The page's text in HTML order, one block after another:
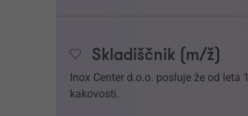
Skladiščnik (m/ž)
Inox Center d.o.o. posluje že od
kakovosti.